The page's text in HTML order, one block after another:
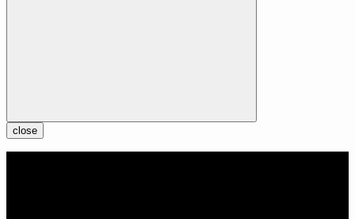
close